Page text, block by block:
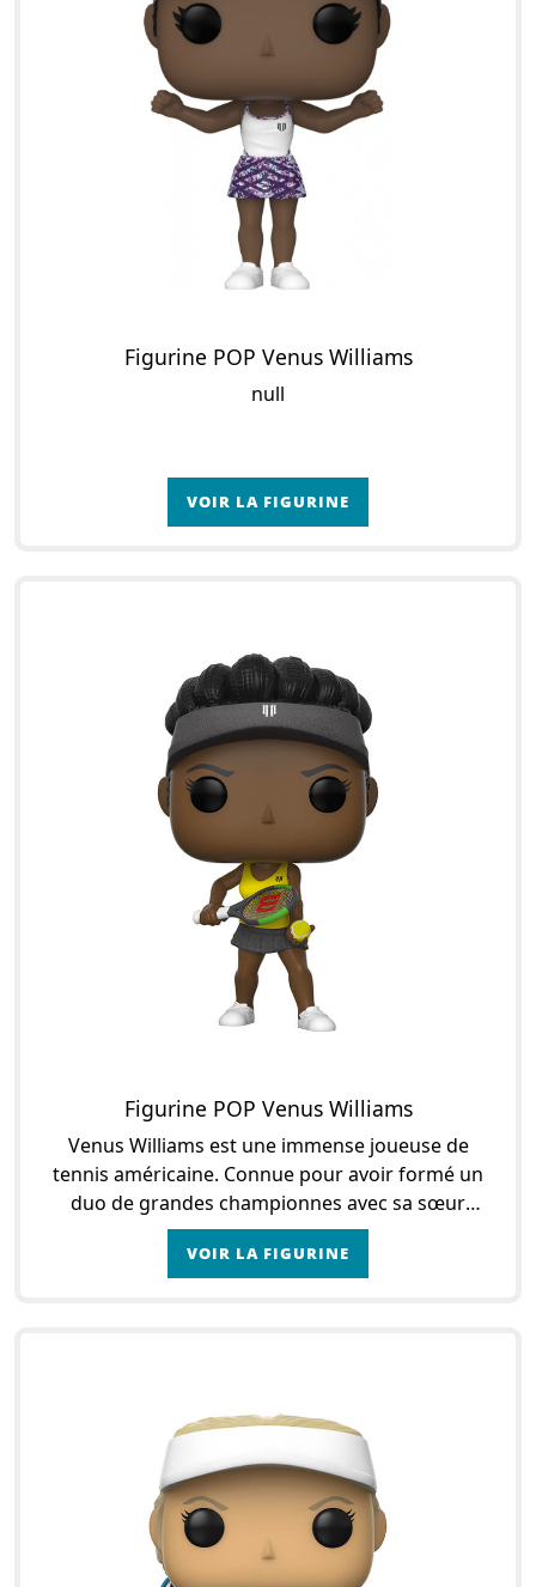
Figurine POP Venus Williams
null
VOIR LA FIGURINE
Figurine POP Venus Williams
Venus Williams est une immense joueuse de
tennis américaine. Connue pour avoir formé un
duo de grandes championnes avec sa sœur
Serena, Venus est l’ainée des deux et a remporté à
ce jour 23 ti
VOIR LA FIGURINE